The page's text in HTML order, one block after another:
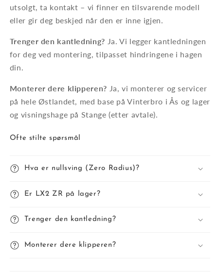
utsolgt, ta kontakt – vi finner en tilsvarende modell
eller gir deg beskjed når den er inne igjen.
Trenger den kantledning? Ja. Vi legger kantledningen
for deg ved montering, tilpasset hindringene i hagen
din.
Monterer dere klipperen? Ja, vi monterer og servicer
på hele Østlandet, med base på Vinterbro i Ås og lager
og visningshage på Stange (etter avtale).
Ofte stilte spørsmål
Hva er nullsving (Zero Radius)?
Er LX2 ZR på lager?
Trenger den kantledning?
Monterer dere klipperen?